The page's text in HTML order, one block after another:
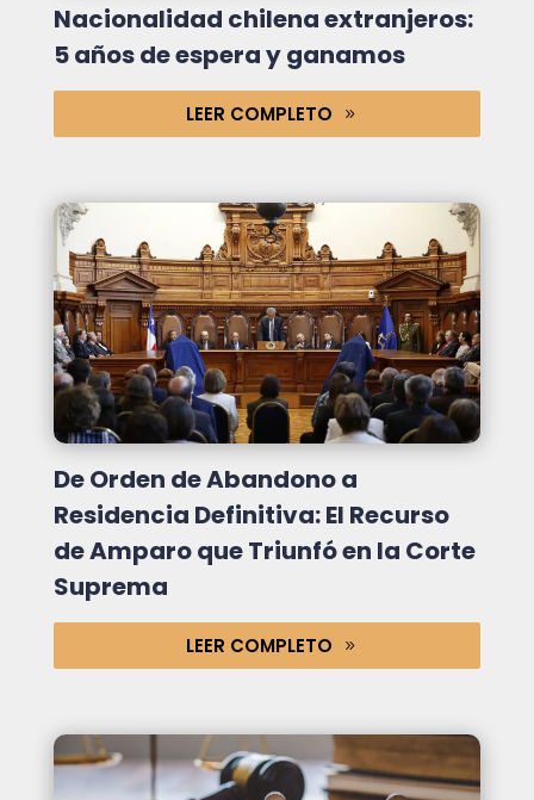
Nacionalidad chilena extranjeros:
5 años de espera y ganamos
LEER COMPLETO
De Orden de Abandono a
Residencia Definitiva: El Recurso
de Amparo que Triunfó en la Corte
Suprema
LEER COMPLETO